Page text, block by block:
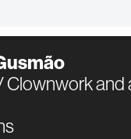
Clownwork and